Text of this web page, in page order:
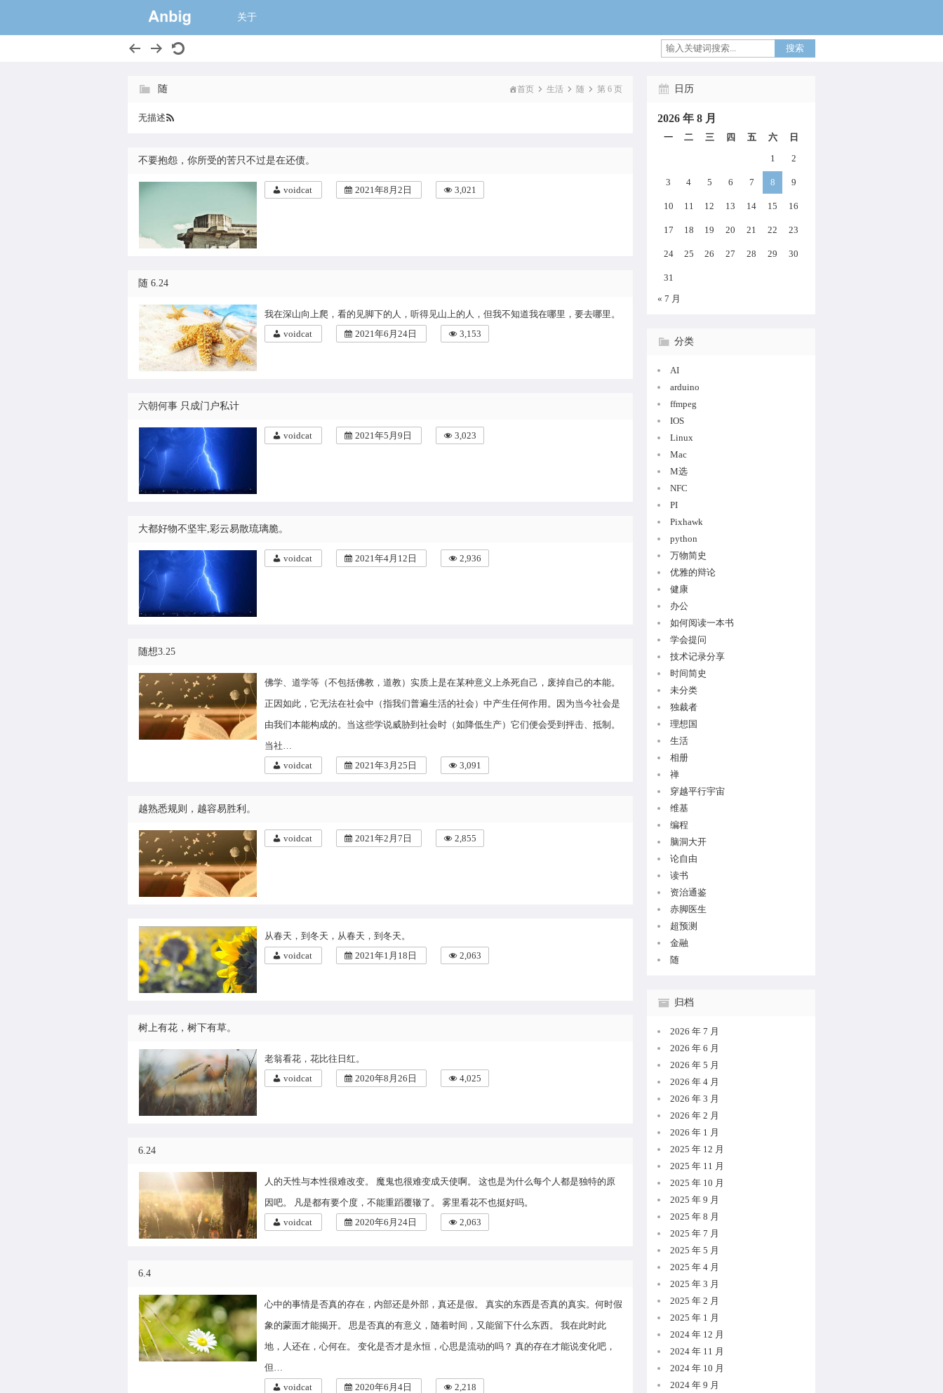
一个大的猫窝,voidcat
关于
搜索
随 首页 生活 随 第 6 页
无描述
不要抱怨，你所受的苦只不过是在还债。
voidcat 2021年8月2日 3,021
随 6.24
我在深山向上爬，看的见脚下的人，听得见山上的人，但我不知道我在哪里，要去哪里。
voidcat
2021年6月24日 3,153
六朝何事 只成门户私计
voidcat 2021年5月9日 3,023
大都好物不坚牢,彩云易散琉璃脆。
voidcat 2021年4月12日 2,936
随想3.25
佛学、道学等（不包括佛教，道教）实质上是在某种意义上杀死自己，废掉自己的本能。
正因如此，它无法在社会中（指我们普遍生活的社会）中产生任何作用。因为当今社会是
由我们本能构成的。当这些学说威胁到社会时（如降低生产）它们便会受到抨击、抵制。
当社…
voidcat
2021年3月25日 3,091
越熟悉规则，越容易胜利。
voidcat 2021年2月7日 2,855
从春天，到冬天，从春天，到冬天。
voidcat
2021年1月18日 2,063
树上有花，树下有草。
老翁看花，花比往日红。
voidcat
2020年8月26日 4,025
6.24
人的天性与本性很难改变。 魔鬼也很难变成天使啊。 这也是为什么每个人都是独特的原
因吧。 凡是都有要个度，不能重蹈覆辙了。 雾里看花不也挺好吗。
voidcat
2020年6月24日 2,063
6.4
心中的事情是否真的存在，内部还是外部，真还是假。 真实的东西是否真的真实。何时假
象的蒙面才能揭开。 思是否真的有意义，随着时间，又能留下什么东西。 我在此时此
地，人还在，心何在。 变化是否才是永恒，心思是流动的吗？ 真的存在才能说变化吧，
但…
voidcat
2020年6月4日 2,218
日历
2026 年 8 月
一 二 三 四 五 六
日
1
2
3 4 5 6 7 8 9
10 11 12 13 14 15 16
17 18 19 20 21 22 23
24 25 26 27 28 29 30
31
« 7 月
分类
AI
arduino
ffmpeg
IOS
Linux
Mac
M选
NFC
PI
Pixhawk
python
万物简史
优雅的辩论
健康
办公
如何阅读一本书
学会提问
技术记录分享
时间简史
未分类
独裁者
理想国
生活
相册
禅
穿越平行宇宙
维基
编程
脑洞大开
论自由
读书
资治通鉴
赤脚医生
超预测
金融
随
归档
2026 年 7 月
2026 年 6 月
2026 年 5 月
2026 年 4 月
2026 年 3 月
2026 年 2 月
2026 年 1 月
2025 年 12 月
2025 年 11 月
2025 年 10 月
2025 年 9 月
2025 年 8 月
2025 年 7 月
2025 年 5 月
2025 年 4 月
2025 年 3 月
2025 年 2 月
2025 年 1 月
2024 年 12 月
2024 年 11 月
2024 年 10 月
2024 年 9 月